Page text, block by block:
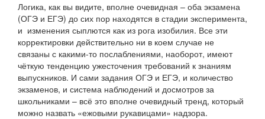
Логика, как вы видите, вполне очевидная – оба экзамена
(ОГЭ и ЕГЭ) до сих пор находятся в стадии эксперимента,
и изменения сыплются как из рога изобилия. Все эти
корректировки действительно ни в коем случае не
связаны с какими-то послаблениями, наоборот, имеют
чёткую тенденцию ужесточения требований к знаниям
выпускников. И сами задания ОГЭ и ЕГЭ, и количество
экзаменов, и система наблюдений и досмотров за
школьниками – всё это вполне очевидный тренд, который
можно назвать «ежовыми рукавицами» надзора.